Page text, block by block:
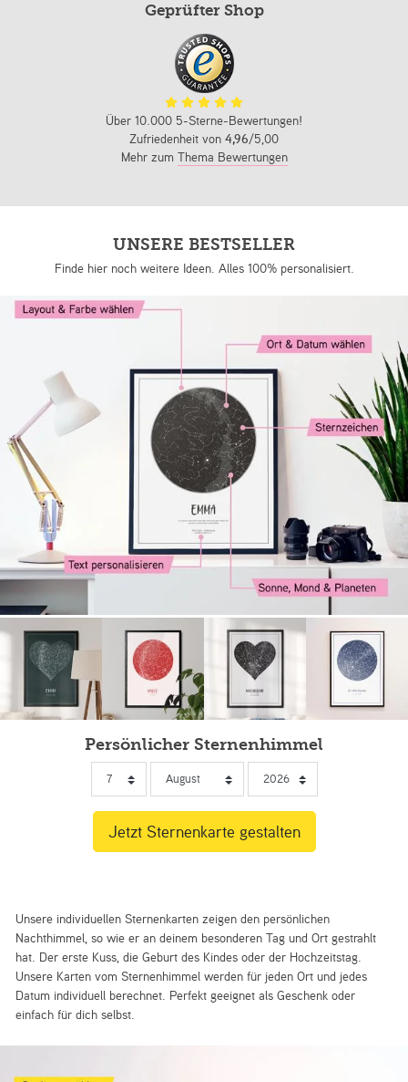
Geprüfter Shop
Über 10.000 5-Sterne-Bewertungen!
Zufriedenheit von 4,96/5,00
Mehr zum Thema Bewertungen
UNSERE BESTSELLER
Finde hier noch weitere Ideen. Alles 100% personalisiert.
Persönlicher Sternenhimmel
Unsere individuellen Sternenkarten zeigen den persönlichen
Nachthimmel, so wie er an deinem besonderen Tag und Ort gestrahlt
hat. Der erste Kuss, die Geburt des Kindes oder der Hochzeitstag.
Unsere Karten vom Sternenhimmel werden für jeden Ort und jedes
Datum individuell berechnet. Perfekt geeignet als Geschenk oder
einfach für dich selbst.